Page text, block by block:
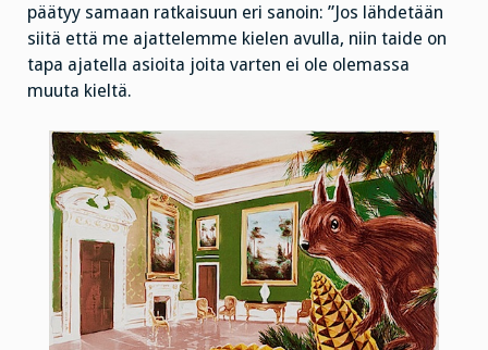
päätyy samaan ratkaisuun eri sanoin: ”Jos lähdetään
siitä että me ajattelemme kielen avulla, niin taide on
tapa ajatella asioita joita varten ei ole olemassa
muuta kieltä.